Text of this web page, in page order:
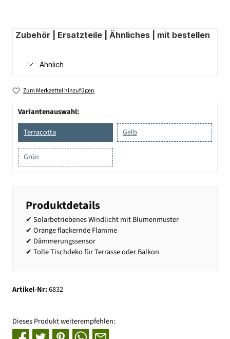
Zubehör | Ersatzteile | Ähnliches | mit bestellen
Ähnlich
Zum Merkzettel hinzufügen
Variantenauswahl:
Terracotta
Gelb
Grün
Produktdetails
✔ Solarbetriebenes Windlicht mit Blumenmuster
✔ Orange flackernde Flamme
✔ Dämmerungssensor
✔ Tolle Tischdeko für Terrasse oder Balkon
Artikel-Nr:6832
Dieses Produkt weiterempfehlen: